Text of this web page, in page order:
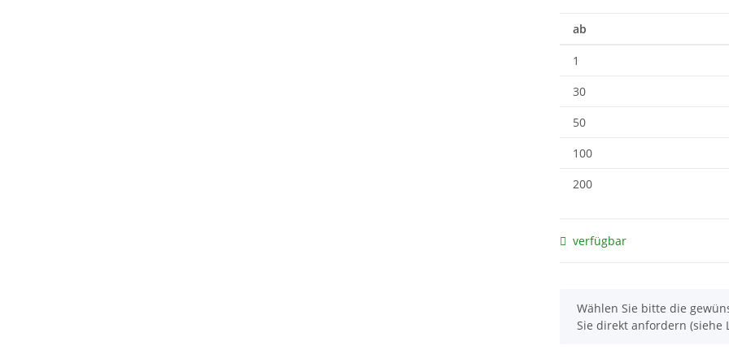
ab
1
30
50
100
200
verfügbar
x
Wählen Sie bitte die
Sie direkt anfordern (siehe